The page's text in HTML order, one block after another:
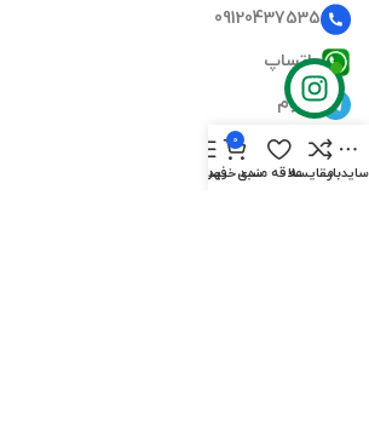
09120437535
واتساپ
تلگرام
اینستاگرام
سایدبارمقایسهعلاقه مندی
0
سبد خریدفهرست